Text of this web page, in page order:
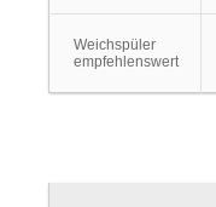
Weichspüler
empfehlenswert